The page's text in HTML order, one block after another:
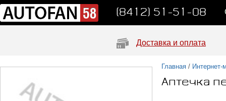
(8412) 51-51-08
Доставка и оплата
Главная / Интернет-
Аптечка